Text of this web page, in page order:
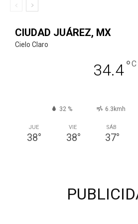
CIUDAD JUÁREZ, MX
Cielo Claro
34.4°C
32 % 6.3kmh
JUE
38°
VIE
38°
SÁB
37°